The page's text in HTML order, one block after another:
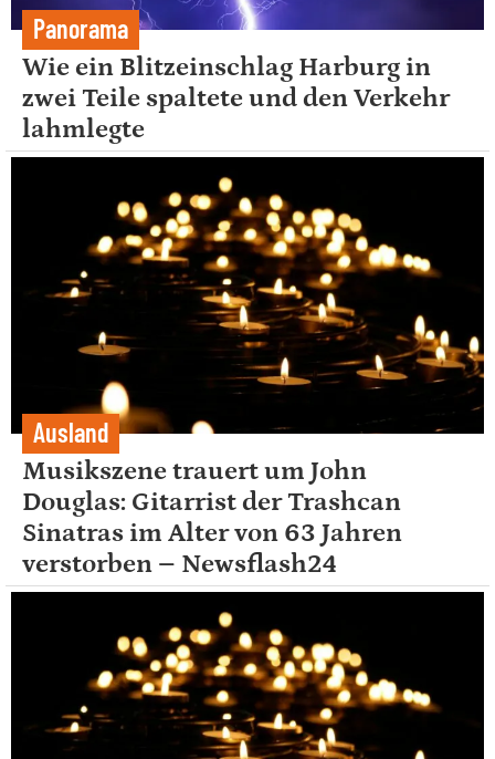
Panorama
Wie ein Blitzeinschlag Harburg in
zwei Teile spaltete und den Verkehr
lahmlegte
Ausland
Musikszene trauert um John
Douglas: Gitarrist der Trashcan
Sinatras im Alter von 63 Jahren
verstorben – Newsflash24